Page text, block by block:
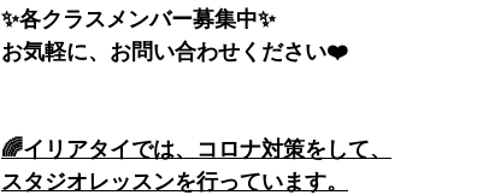
✨各クラスメンバー募集中✨
お気軽に、お問い合わせください❤️
🌈イリアタイでは、コロナ対策をして、
スタジオレッスンを行っています。